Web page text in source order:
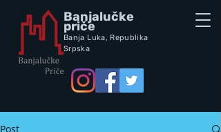
Banjalučke
priče
Banja Luka, Republika
Srpska
Post